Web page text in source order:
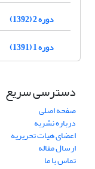
دوره 2 (1392)
دوره 1 (1391)
دسترسی سریع
صفحه اصلی
درباره نشریه
اعضای هیات تحریریه
ارسال مقاله
تماس با ما